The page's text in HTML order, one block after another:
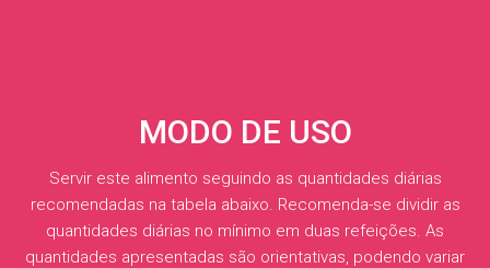
MODO DE USO
Servir este alimento seguindo as quantidades diárias
recomendadas na tabela abaixo. Recomenda-se dividir as
quantidades diárias no mínimo em duas refeições. As
quantidades apresentadas são orientativas, podendo variar